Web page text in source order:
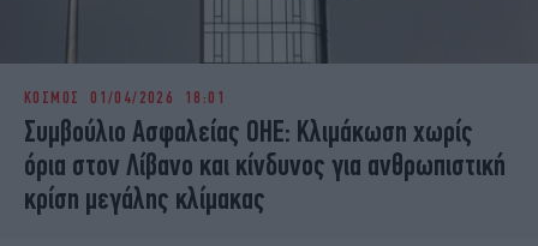
ΚΟΣΜΟΣ 01/04/2026 18:01
Συμβούλιο Ασφαλείας ΟΗΕ: Κλιμάκωση χωρίς
όρια στον Λίβανο και κίνδυνος για ανθρωπιστική
κρίση μεγάλης κλίμακας